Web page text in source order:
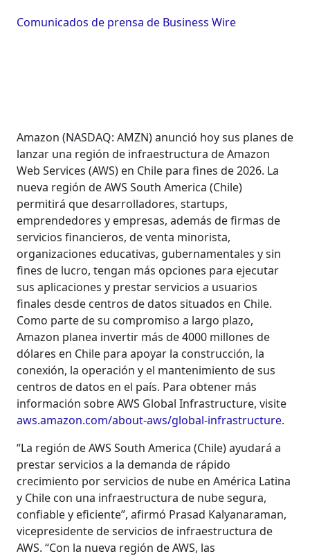
Comunicados de prensa de Business Wire
Amazon (NASDAQ: AMZN) anunció hoy sus planes de
lanzar una región de infraestructura de Amazon
Web Services (AWS) en Chile para fines de 2026. La
nueva región de AWS South America (Chile)
permitirá que desarrolladores, startups,
emprendedores y empresas, además de firmas de
servicios financieros, de venta minorista,
organizaciones educativas, gubernamentales y sin
fines de lucro, tengan más opciones para ejecutar
sus aplicaciones y prestar servicios a usuarios
finales desde centros de datos situados en Chile.
Como parte de su compromiso a largo plazo,
Amazon planea invertir más de 4000 millones de
dólares en Chile para apoyar la construcción, la
conexión, la operación y el mantenimiento de sus
centros de datos en el país. Para obtener más
información sobre AWS Global Infrastructure, visite
aws.amazon.com/about-aws/global-infrastructure.
“La región de AWS South America (Chile) ayudará a
prestar servicios a la demanda de rápido
crecimiento por servicios de nube en América Latina
y Chile con una infraestructura de nube segura,
confiable y eficiente”, afirmó Prasad Kalyanaraman,
vicepresidente de servicios de infraestructura de
AWS. “Con la nueva región de AWS, las